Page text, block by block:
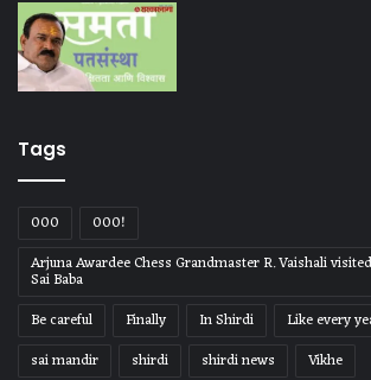
Tags
000
000!
Arjuna Awardee Chess Grandmaster R. Vaishali
Sai Baba
Be careful
Finally In Shirdi Like every
sai mandir
shirdi shirdi news
Vikhe